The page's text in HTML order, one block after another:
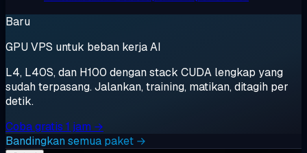
Baru
GPU VPS untuk beban kerja AI
L4, L40S, dan H100 dengan stack CUDA lengkap yang
sudah terpasang. Jalankan, training, matikan, ditagih per
detik.
Coba gratis 1 jam →
Bandingkan semua paket →